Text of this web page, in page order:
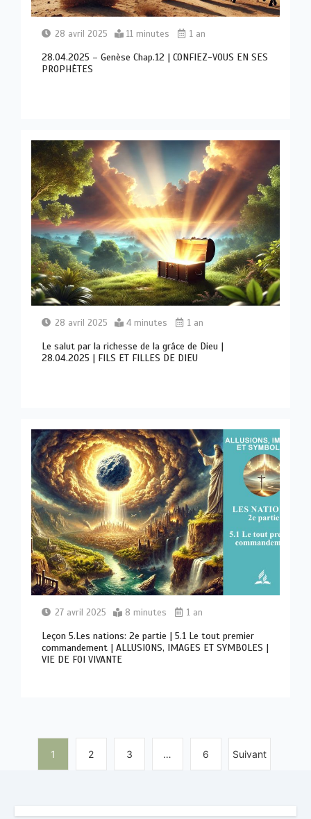
28 avril 2025 11 minutes 1 an
28.04.2025 – Genèse Chap.12 | CONFIEZ-VOUS EN SES
PROPHÈTES
28 avril 2025 4 minutes 1 an
Le salut par la richesse de la grâce de Dieu |
28.04.2025 | FILS ET FILLES DE DIEU
27 avril 2025 8 minutes 1 an
Leçon 5.Les nations: 2e partie | 5.1 Le tout premier
commandement | ALLUSIONS, IMAGES ET SYMBOLES |
VIE DE FOI VIVANTE
1 2 3 … 6 Suivant